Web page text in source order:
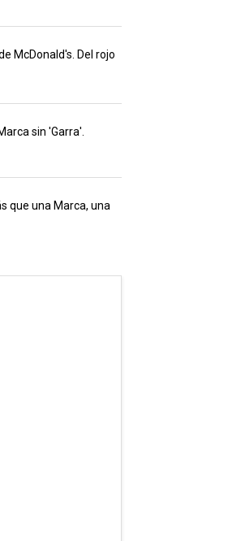
McDonald's. Del rojo
sin 'Garra'.
que una Marca, una